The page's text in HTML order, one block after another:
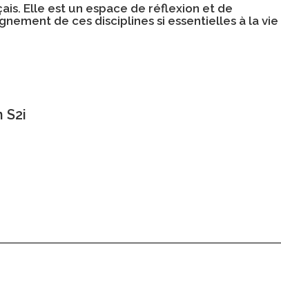
Elle est un espace de réflexion et de
de ces disciplines si essentielles à la vie
S2i